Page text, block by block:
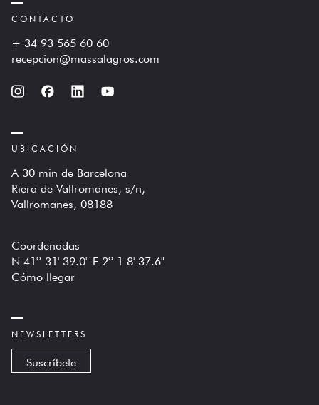
CONTACTO
+ 34 93 565 60 60
recepcion@massalagros.com
UBICACIÓN
A 30 min de Barcelona
Riera de Vallromanes, s/n,
Vallromanes, 08188
Coordenadas
N 41º 31' 39.0" E 2º 1 8' 37.6"
Cómo llegar
NEWSLETTERS
Suscríbete